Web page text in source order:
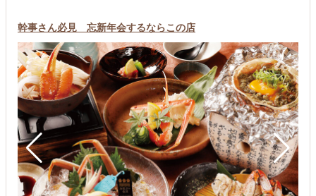
幹事さん必見 忘新年会するならこの店